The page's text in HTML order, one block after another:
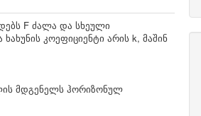
F ძალა და სხეული
კოეფიციენტი არის k, მაშინ
მდგენელს ჰორიზონულ